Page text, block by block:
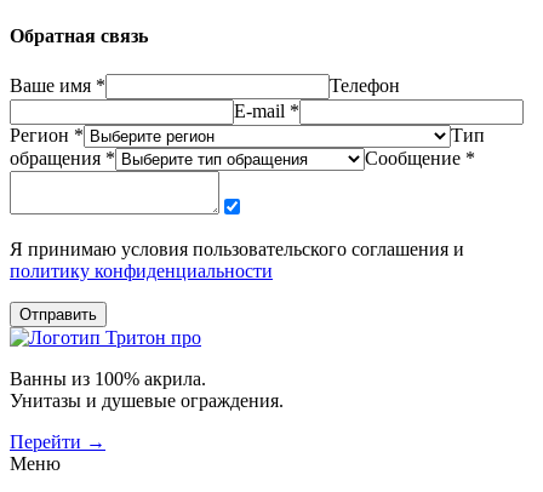
Обратная связь
Ваше имя *
Телефон
E-mail *
Регион *
Тип
обращения *
Сообщение *
Я принимаю условия пользовательского соглашения и
политику конфиденциальности
Отправить
Ванны из 100% акрила.
Унитазы и душевые ограждения.
Перейти →
Меню